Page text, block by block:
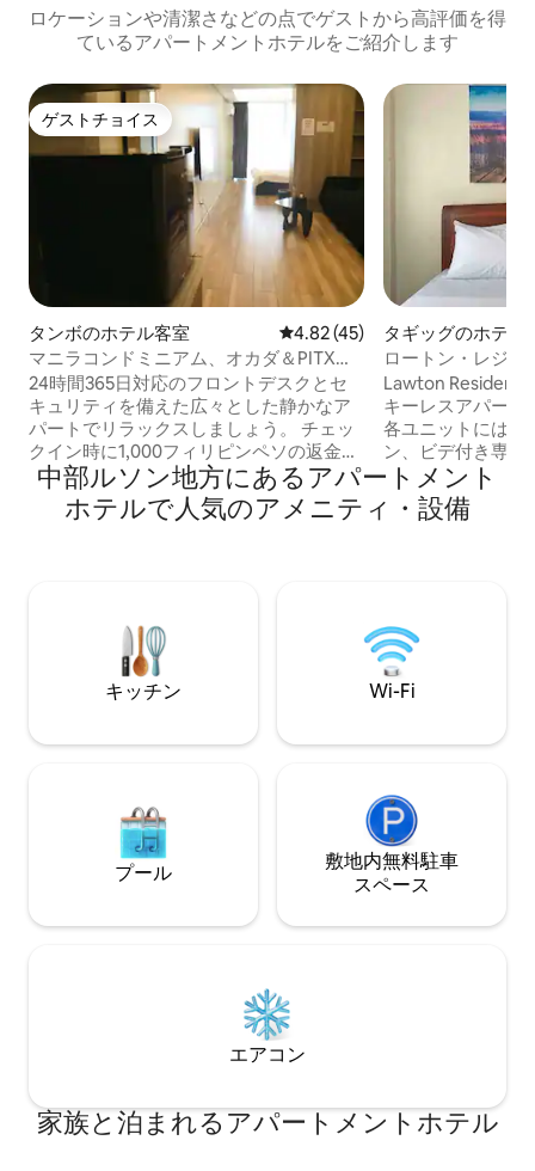
ロケーションや清潔さなどの点でゲストから高評価を得
ているアパートメントホテルをご紹介します
ゲストチョイス
ゲストチョイス
タンボのホテル客室 レビュー45件、5つ星中4.82つ
4.82 (45)
マニラコンドミニアム、オカダ＆PITX近
く - プール＆バルコニー
24時間365日対応のフロントデスクとセ
キュリティを備えた広々とした静かなア
パートでリラックスしましょう。 チェッ
クイン時に1,000フィリピンペソの返金可
能な保証金が必要です。 1階のフロント
（L.CONDOTEL）でチェックイン。 マニ
ラ首都圏パラニャケ市タンボ、ディオス
ジム、ビジネスセンター、毎日のハウス
キーピング、敷地内の専用駐車場（予約
が必要）を1日300ペソでご利用いただけ
ます。 昼夜を問わずフレンドリーなスタ
タギッグのホテル
ロートン・レジ
ム2D
Lawton
キーレスアパート
各ユニットには、
ン、ビデ付き専用
グテーブル、無料
ーがあります。 メトロスーパーとゲート3
プラザから数歩
は、お部屋を確保
約ください。 当宿泊施設のリアルタイム
カレンダーは正確
予約可能の場合は
中部ルソン地方にあるアパートメント
ホテルで人気のアメニティ・設備
キッチン Wi-Fi
プール
敷地内無料駐⁠車
ス⁠ペ⁠ー⁠ス
エアコン
家族と泊まれるアパートメントホテル